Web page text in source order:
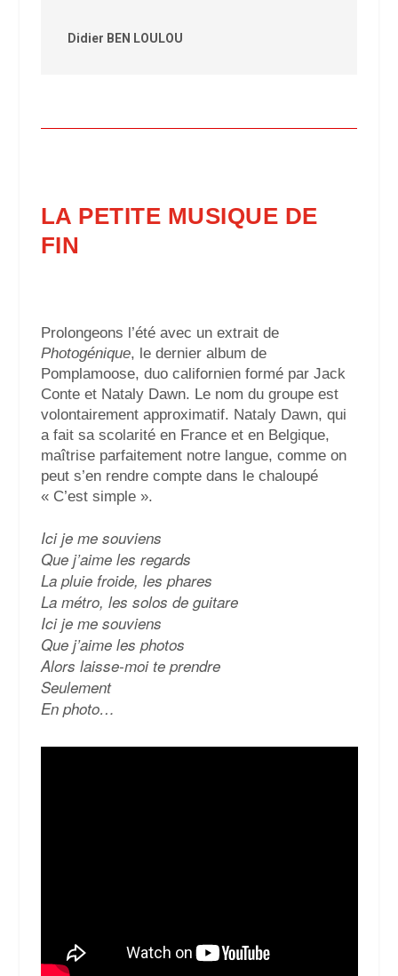
Didier BEN LOULOU
LA PETITE MUSIQUE DE
FIN
Prolongeons l’été avec un extrait de
Photogénique, le dernier album de
Pomplamoose, duo californien formé par Jack
Conte et Nataly Dawn. Le nom du groupe est
volontairement approximatif. Nataly Dawn, qui
a fait sa scolarité en France et en Belgique,
maîtrise parfaitement notre langue, comme on
peut s’en rendre compte dans le chaloupé
« C’est simple ».
Ici je me souviens
Que j’aime les regards
La pluie froide, les phares
La métro, les solos de guitare
Ici je me souviens
Que j’aime les photos
Alors laisse-moi te prendre
Seulement
En photo…